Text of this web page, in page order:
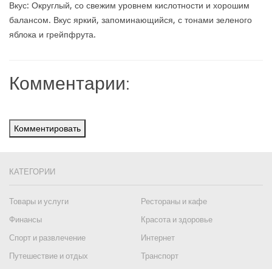
Вкус: Округлый, со свежим уровнем кислотности и хорошим
балансом. Вкус яркий, запоминающийся, с тонами зеленого
яблока и грейпфрута.
Комментарии:
Комментировать
КАТЕГОРИИ
Товары и услуги
Рестораны и кафе
Финансы
Красота и здоровье
Спорт и развлечение
Интернет
Путешествие и отдых
Транспорт